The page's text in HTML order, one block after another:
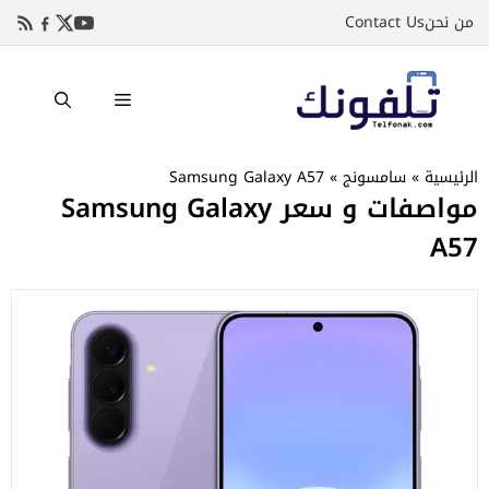
إلىمن نحنContact Us
القائمة
الرئيسية »سامسونج»
Samsung Galaxy A57
مواصفات و سعر Samsung Galaxy
A57